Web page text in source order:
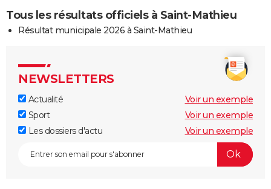
Tous les résultats officiels à Saint-Mathieu
Résultat municipale 2026 à Saint-Mathieu
NEWSLETTERS
Actualité
Voir un exemple
Sport
Voir un exemple
Les dossiers d'actu
Voir un exemple